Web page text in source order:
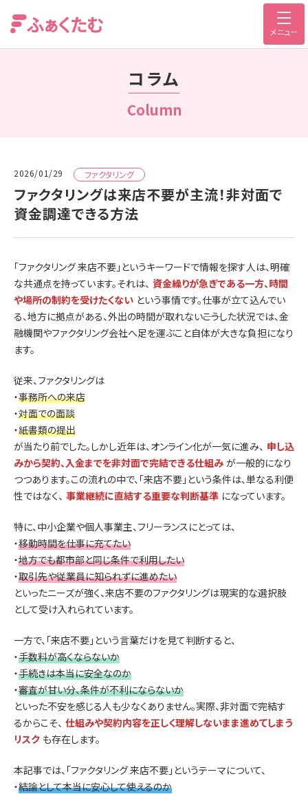
メニュー
コラム
Column
2026/01/29 ファクタリング
ファクタリングは来店不要が主流！非対面で
資金調達できる方法
「ファクタリング 来店不要」というキーワードで情報を探す人は、明確
な共通点を持っています。それは、 資金繰りが急ぎである一方、時間
や場所の制約を受けたくない という事情です。仕事が立て込んでい
る、地方に拠点がある、外出の時間が取れない――こうした状況では、金
融機関やファクタリング会社へ足を運ぶこと自体が大きな負担になり
ます。
従来、ファクタリングは
・事務所への来店
・対面での面談
・紙書類の提出
が当たり前でした。しかし近年は、オンライン化が一気に進み、 申し込
みから契約、入金までを非対面で完結できる仕組み が一般的になり
つつあります。この流れの中で、「来店不要」という条件は、単なる利便
性ではなく、 事業継続に直結する重要な判断基準 になっています。
特に、中小企業や個人事業主、フリーランスにとっては、
・移動時間を仕事に充てたい
・地方でも都市部と同じ条件で利用したい
・取引先や従業員に知られずに進めたい
といったニーズが強く、来店不要のファクタリングは現実的な選択肢
として受け入れられています。
一方で、「来店不要」という言葉だけを見て判断すると、
・手数料が高くならないか
・手続きは本当に安全なのか
・審査が甘い分、条件が不利にならないか
といった不安を感じる人も少なくありません。実際、非対面で完結す
るからこそ、 仕組みや契約内容を正しく理解しないまま進めてしまう
リスク も存在します。
本記事では、「ファクタリング 来店不要」というテーマについて、
・結論として本当に安心して使えるのか